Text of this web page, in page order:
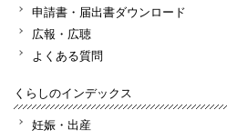
申請書・届出書ダウンロード
広報・広聴
よくある質問
くらしのインデックス
妊娠・出産